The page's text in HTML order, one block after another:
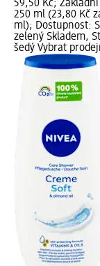
59,50 Kč;
250 ml (23,80 Kč
ml); Dostupnost:
zelený Skladem,
šedý Vybrat